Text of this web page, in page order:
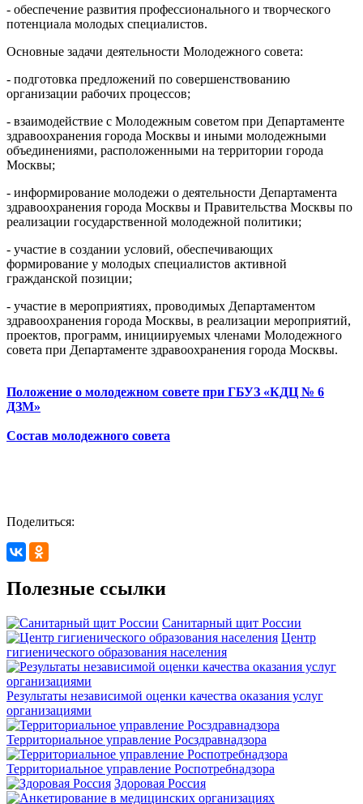
- обеспечение развития профессионального и творческого
потенциала молодых специалистов.
Основные задачи деятельности Молодежного совета:
- подготовка предложений по совершенствованию
организации рабочих процессов;
- взаимодействие с Молодежным советом при Департаменте
здравоохранения города Москвы и иными молодежными
объединениями, расположенными на территории города
Москвы;
- информирование молодежи о деятельности Департамента
здравоохранения города Москвы и Правительства Москвы по
реализации государственной молодежной политики;
- участие в создании условий, обеспечивающих
формирование у молодых специалистов активной
гражданской позиции;
- участие в мероприятиях, проводимых Департаментом
здравоохранения города Москвы, в реализации мероприятий,
проектов, программ, инициируемых членами Молодежного
совета при Департаменте здравоохранения города Москвы.
Положение о молодежном совете при ГБУЗ «КДЦ № 6
ДЗМ»
Состав молодежного совета
Поделиться:
Полезные ссылки
Санитарный щит России
Центр
гигиенического образования населения
Результаты независимой оценки качества оказания услуг
организациями
Территориальное управление Росздравнадзора
Территориальное управление Роспотребнадзора
Здоровая Россия